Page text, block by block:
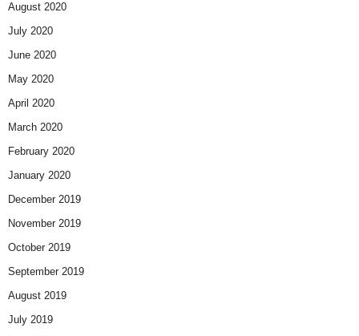
August 2020
July 2020
June 2020
May 2020
April 2020
March 2020
February 2020
January 2020
December 2019
November 2019
October 2019
September 2019
August 2019
July 2019